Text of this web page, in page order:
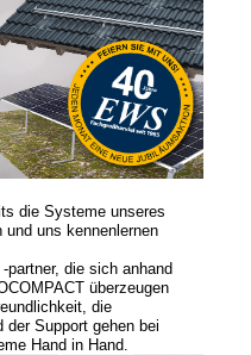
die Systeme unseres
und uns kennenlernen
partner, die sich anhand
überzeugen
die
der Support gehen bei
Hand in Hand.